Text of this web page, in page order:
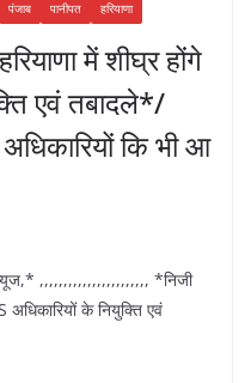
पंजाब पानीपत हरियाणा
में शीघ्र होंगे
एवं तबादले*/
कि भी आ
न्यूज,* ,,,,,,,,,,,,,,,,,,,,,,, *निजी
अधिकारियों के नियुक्ति एवं